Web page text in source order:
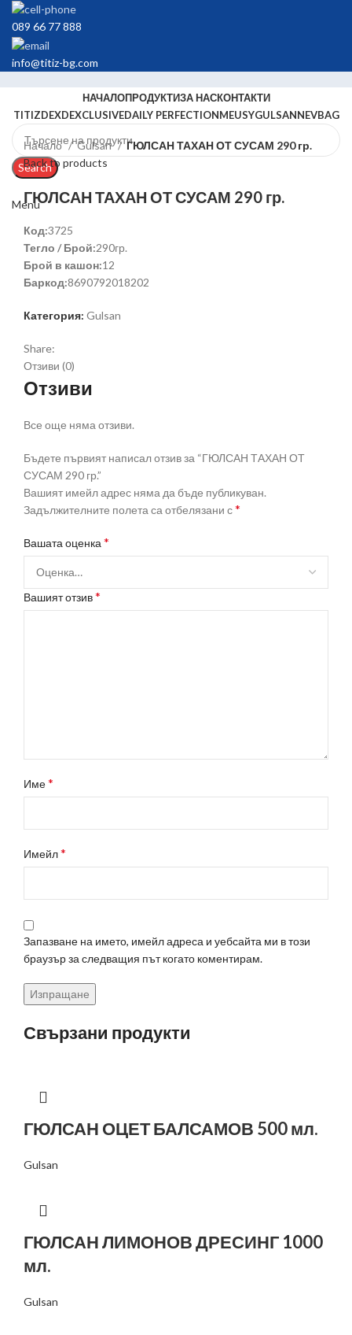
089 66 77 888
info@titiz-bg.com
НАЧАЛОПРОДУКТИЗА НАСКОНТАКТИ
TITIZDEXDEXCLUSIVEDAILY PERFECTIONMEUSYGULSANNEVBAG
Search
Menu
Начало Gulsan
ГЮЛСАН ТАХАН ОТ СУСАМ 290 гр.
Back to products
ГЮЛСАН ТАХАН ОТ СУСАМ 290 гр.
Код:3725
Тегло / Брой:290гр.
Брой в кашон:12
Баркод:8690792018202
Категория: Gulsan
Share:
Отзиви (0)
Отзиви
Все още няма отзиви.
Бъдете първият написал отзив за “ГЮЛСАН ТАХАН ОТ
СУСАМ 290 гр.”
Вашият имейл адрес няма да бъде публикуван.
Задължителните полета са отбелязани с*
Вашата оценка *
Вашият отзив*
Име*
Имейл*
Запазване на името, имейл адреса и уебсайта ми в този
браузър за следващия път когато коментирам.
Свързани продукти
ГЮЛСАН ОЦЕТ БАЛСАМОВ 500 мл.
Gulsan
ГЮЛСАН ЛИМОНОВ ДРЕСИНГ 1000
мл.
Gulsan